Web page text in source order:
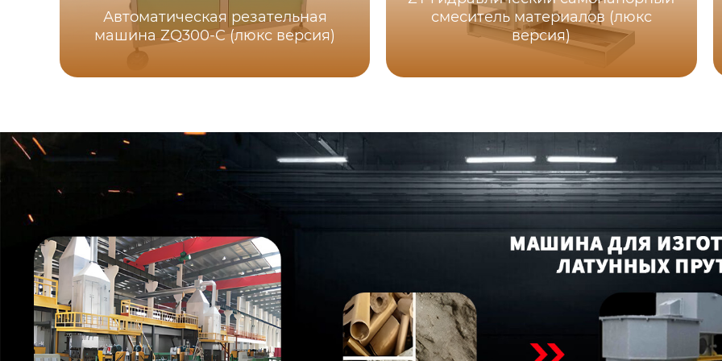
Автоматическая резательная
машина ZQ300-C (люкс версия)
смеситель материалов (люкс
версия)